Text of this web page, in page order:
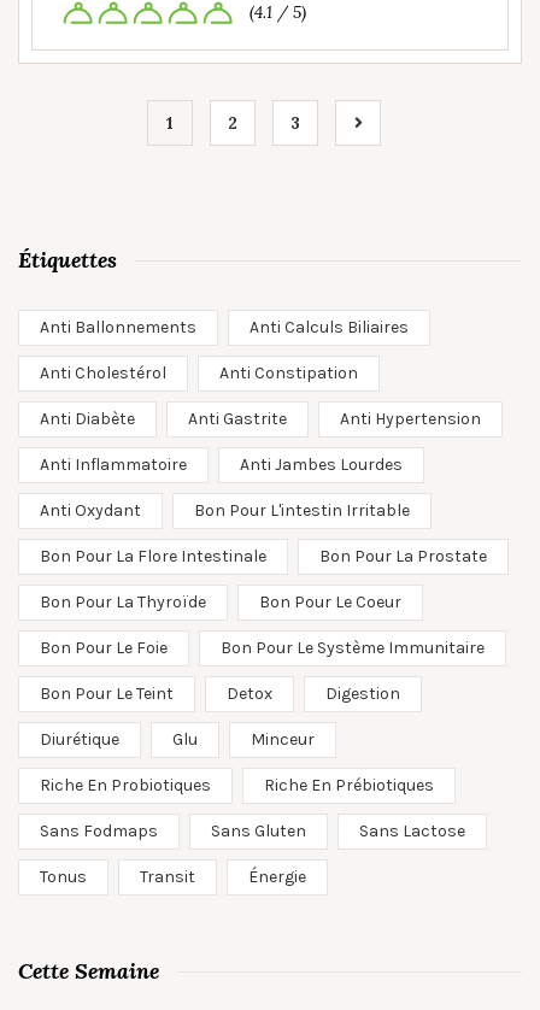
(4.1 / 5)
1 2 3
Étiquettes
Anti Ballonnements Anti Calculs Biliaires
Anti Cholestérol Anti Constipation
Anti Diabète Anti Gastrite Anti Hypertension
Anti Inflammatoire Anti Jambes Lourdes
Anti Oxydant Bon Pour L'intestin Irritable
Bon Pour La Flore Intestinale Bon Pour La Prostate
Bon Pour La Thyroïde Bon Pour Le Coeur
Bon Pour Le Foie Bon Pour Le Système Immunitaire
Bon Pour Le Teint Detox Digestion
Diurétique Glu Minceur
Riche En Probiotiques Riche En Prébiotiques
Sans Fodmaps Sans Gluten Sans Lactose
Tonus Transit Énergie
Cette Semaine